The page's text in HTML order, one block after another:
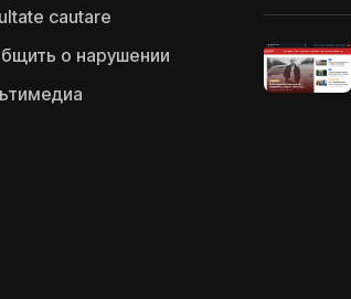
cautare
о нарушении